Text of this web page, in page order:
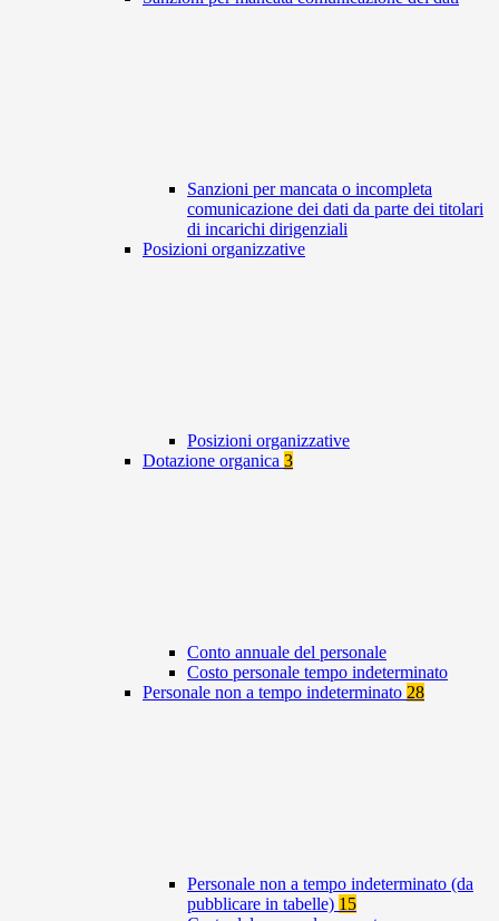
Sanzioni per mancata o incompleta
comunicazione dei dati da parte dei titolari
di incarichi dirigenziali
Posizioni organizzative
Posizioni organizzative
Dotazione organica 3
Conto annuale del personale
Costo personale tempo indeterminato
Personale non a tempo indeterminato 28
Personale non a tempo indeterminato (da
pubblicare in tabelle) 15